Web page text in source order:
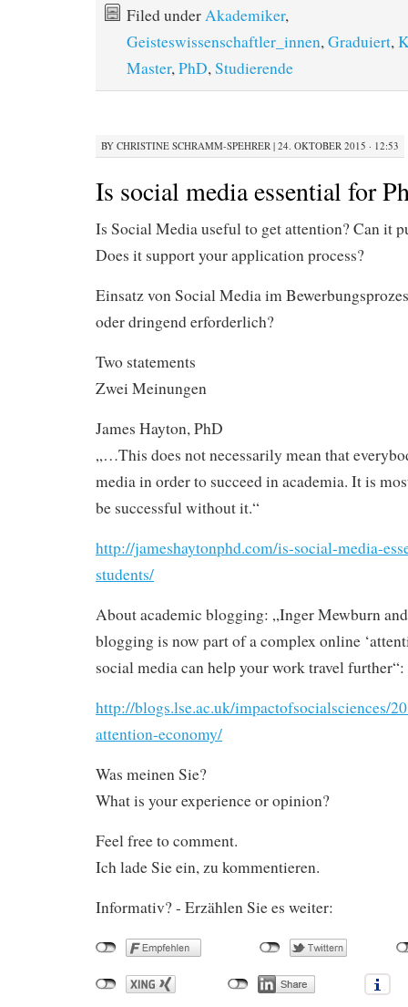
Filed underAkademiker,
Geisteswissenschaftler_innen,Graduiert,
Master,PhD,Studierende
BY CHRISTINE SCHRAMM-SPEHRER | 24. OKTOBER 2015 · 12:53
Is social media essential for
Is Social Media useful to get attention? Can it
Does it support your application process?
Einsatz von Social Media im
oder dringend erforderlich?
Two statements
Zwei Meinungen
James Hayton, PhD
„…This does not necessarily mean that
media in order to succeed in academia. It is
be successful without it.“
http://jameshaytonphd.com/is-social-media-
students/
About academic blogging: „Inger Mewburn
blogging is now part of a complex online
social media can help your work travel further“:
http://blogs.lse.ac.uk/impactofsocialsciences/
attention-economy/
Was meinen Sie?
What is your experience or opinion?
Feel free to comment.
Ich lade Sie ein, zu kommentieren.
Informativ? - Erzählen Sie es weiter: